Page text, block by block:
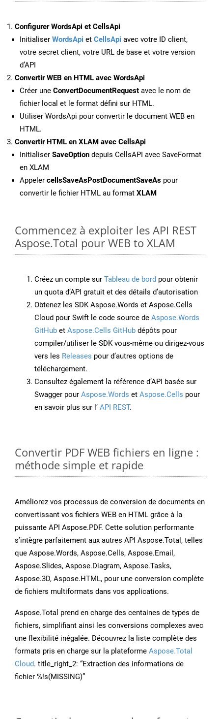
Configurer WordsApi et CellsApi
Initialiser WordsApi et CellsApi avec votre ID client,
votre secret client, votre URL de base et votre version
d’API
Convertir WEB en HTML avec WordsApi
Créer une ConvertDocumentRequest avec le nom de
fichier local et le format défini sur HTML.
Utiliser WordsApi pour convertir le document WEB en
HTML.
Convertir HTML en XLAM avec CellsApi
Initialiser SaveOption depuis CellsAPI avec SaveFormat
en XLAM
Appeler cellsSaveAsPostDocumentSaveAs pour
convertir le fichier HTML au format XLAM
Commencez à exploiter les API REST
Aspose.Total pour WEB to XLAM
Créez un compte sur Tableau de bord pour obtenir
un quota d’API gratuit et des détails d’autorisation
Obtenez les SDK Aspose.Words et Aspose.Cells
Cloud pour Swift le code source de Aspose.Words
GitHub et Aspose.Cells GitHub dépôts pour
compiler/utiliser le SDK vous-même ou dirigez-vous
vers les Releases pour d’autres options de
téléchargement.
Consultez également la référence d’API basée sur
Swagger pour Aspose.Words et Aspose.Cells pour
en savoir plus sur l’ API REST.
Convertir PDF WEB fichiers en ligne :
méthode simple et rapide
Améliorez vos processus de conversion de documents en
convertissant vos fichiers WEB en HTML grâce à la
puissante API Aspose.PDF. Cette solution performante
s’intègre parfaitement aux autres API Aspose.Total, telles
que Aspose.Words, Aspose.Cells, Aspose.Email,
Aspose.Slides, Aspose.Diagram, Aspose.Tasks,
Aspose.3D, Aspose.HTML, pour une conversion complète
de fichiers multiformats dans vos applications.
Aspose.Total prend en charge des centaines de types de
fichiers, simplifiant ainsi les conversions complexes avec
une flexibilité inégalée. Découvrez la liste complète des
formats pris en charge sur la plateforme Aspose.Total
Cloud. title_right_2: “Extraction des informations de
fichier %!s(MISSING)”